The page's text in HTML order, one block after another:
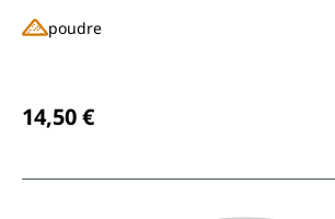
poudre
14,50 €